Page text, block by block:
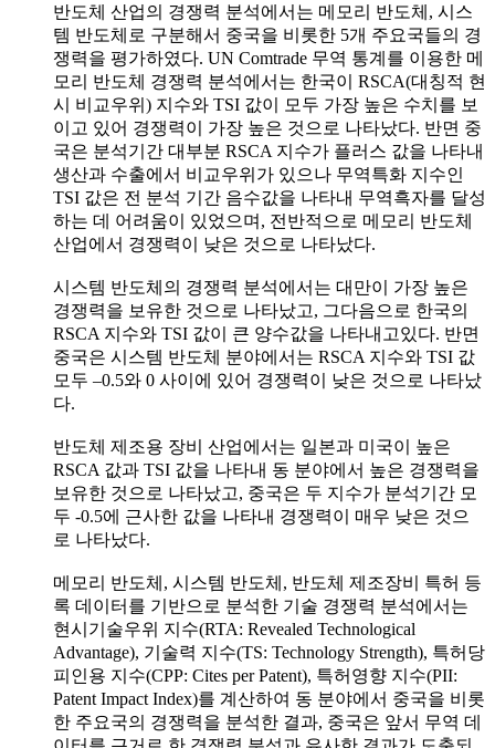
반도체 산업의 경쟁력 분석에서는 메모리 반도체, 시스
템 반도체로 구분해서 중국을 비롯한 5개 주요국들의 경
쟁력을 평가하였다. UN Comtrade 무역 통계를 이용한 메
모리 반도체 경쟁력 분석에서는 한국이 RSCA(대칭적 현
시 비교우위) 지수와 TSI 값이 모두 가장 높은 수치를 보
이고 있어 경쟁력이 가장 높은 것으로 나타났다. 반면 중
국은 분석기간 대부분 RSCA 지수가 플러스 값을 나타내
생산과 수출에서 비교우위가 있으나 무역특화 지수인
TSI 값은 전 분석 기간 음수값을 나타내 무역흑자를 달성
하는 데 어려움이 있었으며, 전반적으로 메모리 반도체
산업에서 경쟁력이 낮은 것으로 나타났다.
시스템 반도체의 경쟁력 분석에서는 대만이 가장 높은
경쟁력을 보유한 것으로 나타났고, 그다음으로 한국의
RSCA 지수와 TSI 값이 큰 양수값을 나타내고있다. 반면
중국은 시스템 반도체 분야에서는 RSCA 지수와 TSI 값
모두 –0.5와 0 사이에 있어 경쟁력이 낮은 것으로 나타났
다.
반도체 제조용 장비 산업에서는 일본과 미국이 높은
RSCA 값과 TSI 값을 나타내 동 분야에서 높은 경쟁력을
보유한 것으로 나타났고, 중국은 두 지수가 분석기간 모
두 -0.5에 근사한 값을 나타내 경쟁력이 매우 낮은 것으
로 나타났다.
메모리 반도체, 시스템 반도체, 반도체 제조장비 특허 등
록 데이터를 기반으로 분석한 기술 경쟁력 분석에서는
현시기술우위 지수(RTA: Revealed Technological
Advantage), 기술력 지수(TS: Technology Strength), 특허당
피인용 지수(CPP: Cites per Patent), 특허영향 지수(PII:
Patent Impact Index)를 계산하여 동 분야에서 중국을 비롯
한 주요국의 경쟁력을 분석한 결과, 중국은 앞서 무역 데